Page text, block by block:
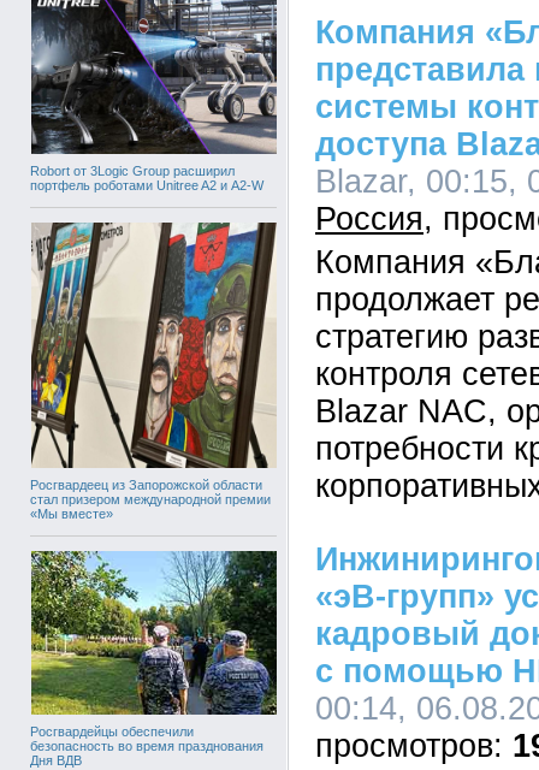
Robort от 3Logic Group расширил
портфель роботами Unitree A2 и A2-W
Росгвардеец из Запорожской области
стал призером международной премии
«Мы вместе»
Росгвардейцы обеспечили
безопасность во время празднования
Дня ВДВ
Компания
системы
доступа
Blazar, 00:15,
Россия
Компания
продолжает
стратегию
контроля
Blazar NAC,
потребности
«эВ-групп»
кадровый
с помощью
00:14,